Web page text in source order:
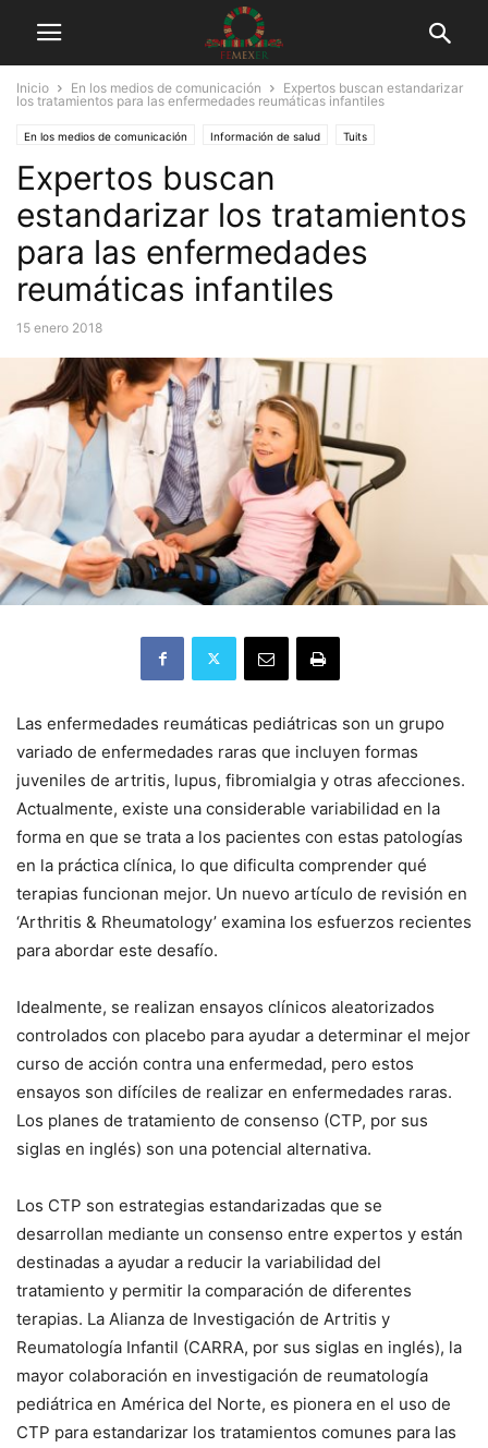
Inicio En los medios de comunicación
Expertos buscan estandarizar
los tratamientos para las enfermedades reumáticas infantiles
En los medios de comunicación Información de salud Tuits
Expertos buscan
estandarizar los tratamientos
para las enfermedades
reumáticas infantiles
15 enero 2018
Las enfermedades reumáticas pediátricas son un grupo
variado de enfermedades raras que incluyen formas
juveniles de artritis, lupus, fibromialgia y otras afecciones.
Actualmente, existe una considerable variabilidad en la
forma en que se trata a los pacientes con estas patologías
en la práctica clínica, lo que dificulta comprender qué
terapias funcionan mejor. Un nuevo artículo de revisión en
‘Arthritis & Rheumatology’ examina los esfuerzos recientes
para abordar este desafío.
Idealmente, se realizan ensayos clínicos aleatorizados
controlados con placebo para ayudar a determinar el mejor
curso de acción contra una enfermedad, pero estos
ensayos son difíciles de realizar en enfermedades raras.
Los planes de tratamiento de consenso (CTP, por sus
siglas en inglés) son una potencial alternativa.
Los CTP son estrategias estandarizadas que se
desarrollan mediante un consenso entre expertos y están
destinadas a ayudar a reducir la variabilidad del
tratamiento y permitir la comparación de diferentes
terapias. La Alianza de Investigación de Artritis y
Reumatología Infantil (CARRA, por sus siglas en inglés), la
mayor colaboración en investigación de reumatología
pediátrica en América del Norte, es pionera en el uso de
CTP para estandarizar los tratamientos comunes para las